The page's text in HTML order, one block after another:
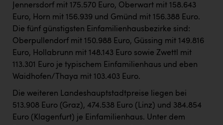
Jennersdorf mit 175.570 Euro, Oberwart mit 158.643
Euro, Horn mit 156.939 und Gmünd mit 156.388 Euro.
Die fünf günstigsten Einfamilienhausbezirke sind:
Oberpullendorf mit 150.988 Euro, Güssing mit 149.816
Euro, Hollabrunn mit 148.143 Euro sowie Zwettl mit
113.301 Euro je typischem Einfamilienhaus und eben
Waidhofen/Thaya mit 103.403 Euro.
Die weiteren Landeshauptstadtpreise liegen bei
513.908 Euro (Graz), 474.538 Euro (Linz) und 384.854
Euro (Klagenfurt) je Einfamilienhaus. Unter dem